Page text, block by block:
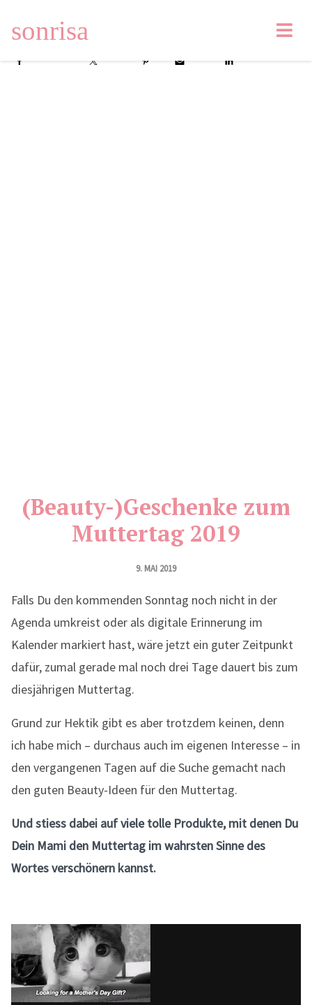
sonrisa
(Beauty-)Geschenke zum
Muttertag 2019
9. MAI 2019
Falls Du den kommenden Sonntag noch nicht in der
Agenda umkreist oder als digitale Erinnerung im
Kalender markiert hast, wäre jetzt ein guter Zeitpunkt
dafür, zumal gerade mal noch drei Tage dauert bis zum
diesjährigen Muttertag.
Grund zur Hektik gibt es aber trotzdem keinen, denn
ich habe mich – durchaus auch im eigenen Interesse – in
den vergangenen Tagen auf die Suche gemacht nach
den guten Beauty-Ideen für den Muttertag.
Und stiess dabei auf viele tolle Produkte, mit denen Du
Dein Mami den Muttertag im wahrsten Sinne des
Wortes verschönern kannst.